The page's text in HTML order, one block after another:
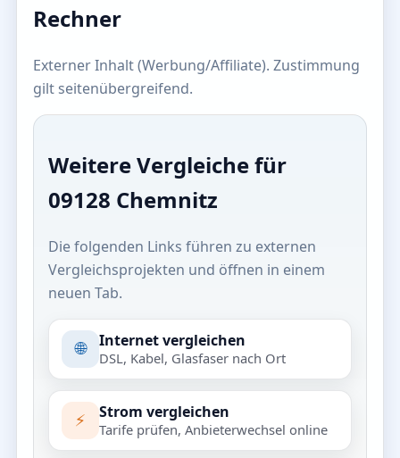
Rechner
Externer Inhalt (Werbung/Affiliate). Zustimmung
gilt seitenübergreifend.
Weitere Vergleiche für
09128 Chemnitz
Die folgenden Links führen zu externen
Vergleichsprojekten und öffnen in einem
neuen Tab.
🌐 Internet vergleichen
DSL, Kabel, Glasfaser nach Ort
⚡ Strom vergleichen
Tarife prüfen, Anbieterwechsel online